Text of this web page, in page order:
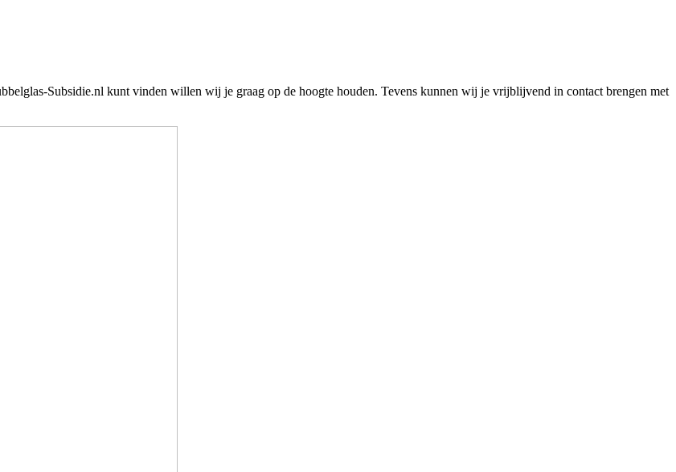
Subsidie.nl kunt vinden willen wij je graag op de hoogte houden. Tevens kunnen wij je vrijblijvend in contact brengen met